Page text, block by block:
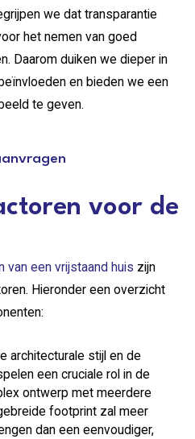
we dat transparantie
het nemen van goed
Daarom duiken we dieper in
en bieden we een
te geven.
voor de
een vrijstaand huis zijn
Hieronder een overzicht
architecturale stijl en de
een cruciale rol in de
ontwerp met meerdere
footprint zal meer
dan een eenvoudiger,